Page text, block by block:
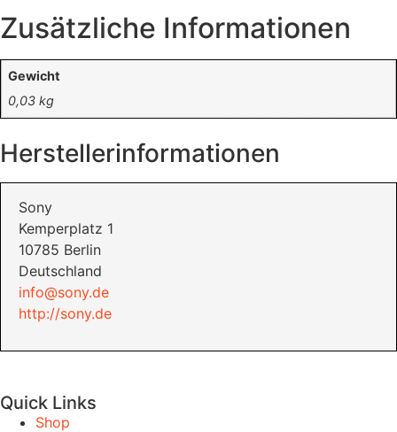
Zusätzliche Informationen
Gewicht
0,03 kg
Herstellerinformationen
Sony
Kemperplatz 1
10785 Berlin
Deutschland
info@sony.de
http://sony.de
Quick Links
Shop